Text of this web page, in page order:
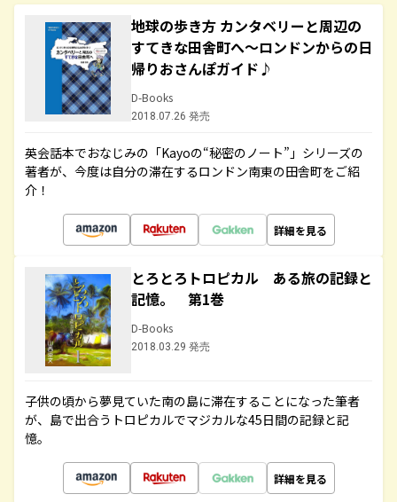
地球の歩き方 カンタベリーと周辺の
すてきな田舎町へ～ロンドンからの日
帰りおさんぽガイド♪
D-Books
2018.07.26 発売
英会話本でおなじみの「Kayoの“秘密のノート”」シリーズの
著者が、今度は自分の滞在するロンドン南東の田舎町をご紹
介！
詳細を見る
とろとろトロピカル ある旅の記録と
記憶。 第1巻
D-Books
2018.03.29 発売
子供の頃から夢見ていた南の島に滞在することになった筆者
が、島で出合うトロピカルでマジカルな45日間の記録と記
憶。
詳細を見る